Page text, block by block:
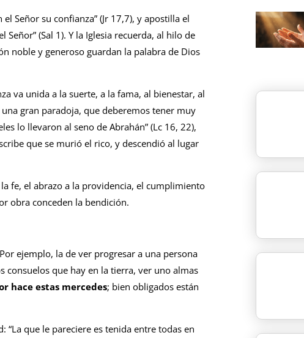
Señor su confianza” (Jr 17,7), y apostilla el
(Sal 1). Y la Iglesia recuerda, al hilo de
noble y generoso guardan la palabra de Dios
va unida a la suerte, a la fama, al bienestar, al
gran paradoja, que deberemos tener muy
lo llevaron al seno de Abrahán” (Lc 16, 22),
que se murió el rico, y descendió al lugar
fe, el abrazo a la providencia, el cumplimiento
obra conceden la bendición.
ejemplo, la de ver progresar a una persona
consuelos que hay en la tierra, ver uno almas
hace estas mercedes; bien obligados están
“La que le pareciere es tenida entre todas en